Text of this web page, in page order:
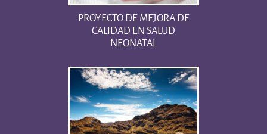
PROYECTO DE MEJORA DE
CALIDAD EN SALUD
NEONATAL